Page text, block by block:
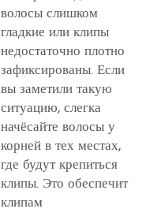
волосы слишком
гладкие или клипы
недостаточно плотно
зафиксированы. Если
вы заметили такую
ситуацию, слегка
начёсайте волосы у
корней в тех местах,
где будут крепиться
клипы. Это обеспечит
клипам